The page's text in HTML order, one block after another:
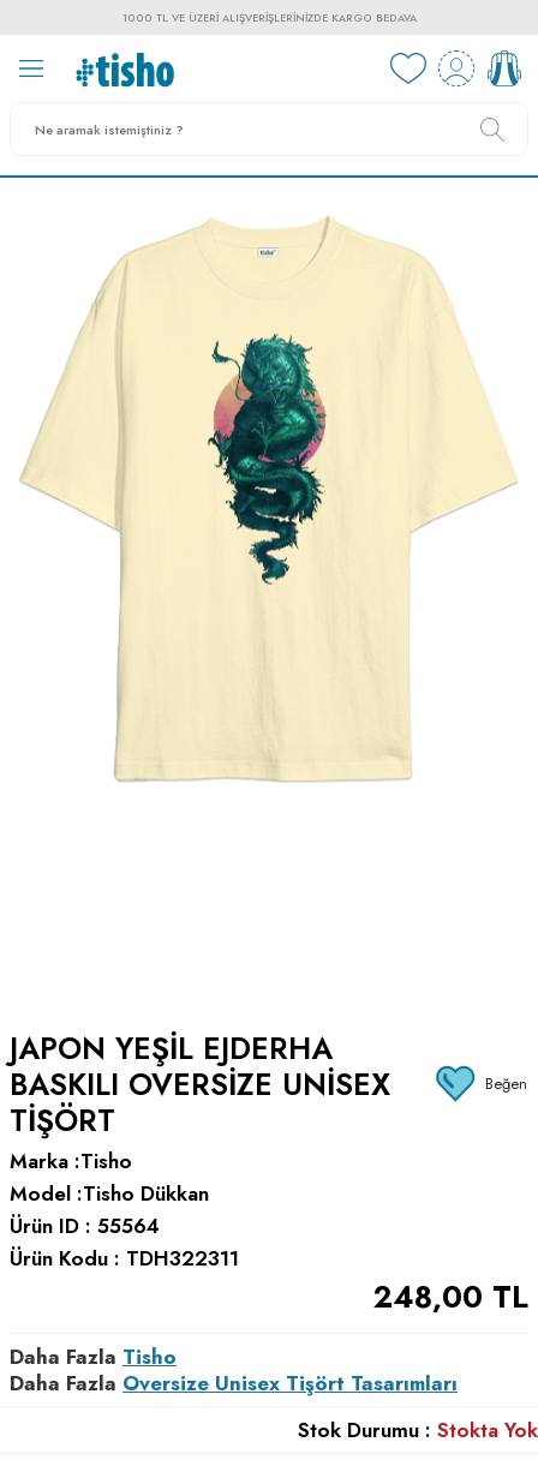
1000 TL VE ÜZERI ALIŞVERIŞLERINIZDE KARGO BEDAVA
JAPON YEŞIL EJDERHA
BASKILI OVERSIZE UNISEX
TIŞÖRT
Beğen
Marka :Tisho
Model :Tisho Dükkan
Ürün ID : 55564
Ürün Kodu : TDH322311
248,00 TL
Daha Fazla Tisho
Daha Fazla Oversize Unisex Tişört Tasarımları
Stok Durumu : Stokta Yok